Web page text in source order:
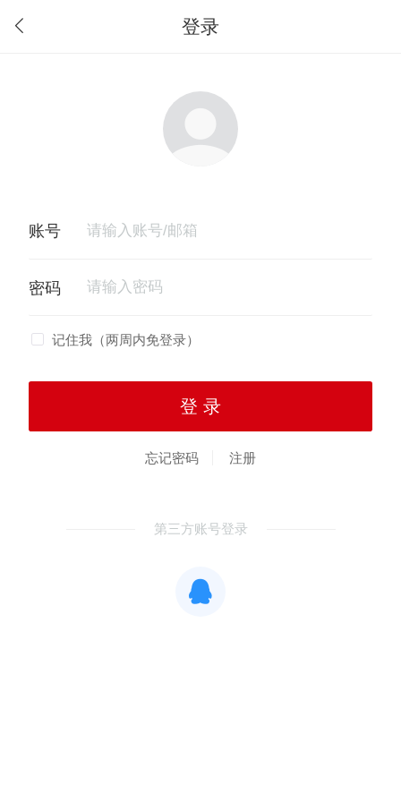
登录
记住我（两周内免登录）
忘记密码 注册
第三方账号登录